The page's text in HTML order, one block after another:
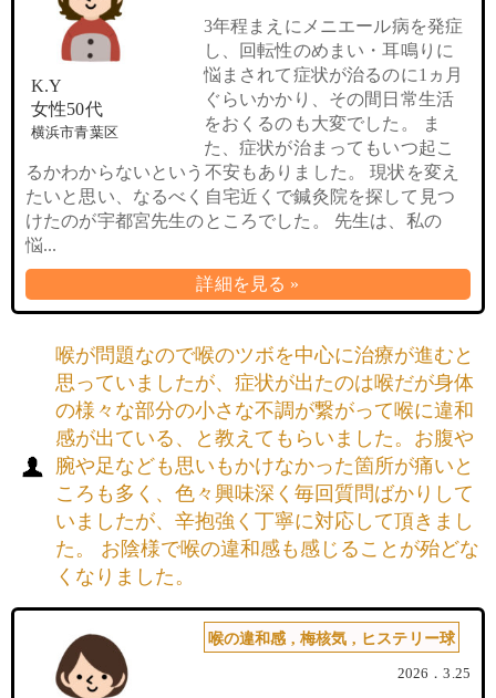
K.Y
女性50代
横浜市青葉区
3年程まえにメニエール病を発症
し、回転性のめまい・耳鳴りに
悩まされて症状が治るのに1ヵ月
ぐらいかかり、その間日常生活
をおくるのも大変でした。 ま
た、症状が治まってもいつ起こ
るかわからないという不安もありました。 現状を変え
たいと思い、なるべく自宅近くで鍼灸院を探して見つ
けたのが宇都宮先生のところでした。 先生は、私の
悩...
詳細を見る »
喉が問題なので喉のツボを中心に治療が進むと
思っていましたが、症状が出たのは喉だが身体
の様々な部分の小さな不調が繋がって喉に違和
感が出ている、と教えてもらいました。お腹や
腕や足なども思いもかけなかった箇所が痛いと
ころも多く、色々興味深く毎回質問ばかりして
いましたが、辛抱強く丁寧に対応して頂きまし
た。 お陰様で喉の違和感も感じることが殆どな
くなりました。
喉の違和感 ,梅核気 , ヒステリー球
2026．3.25